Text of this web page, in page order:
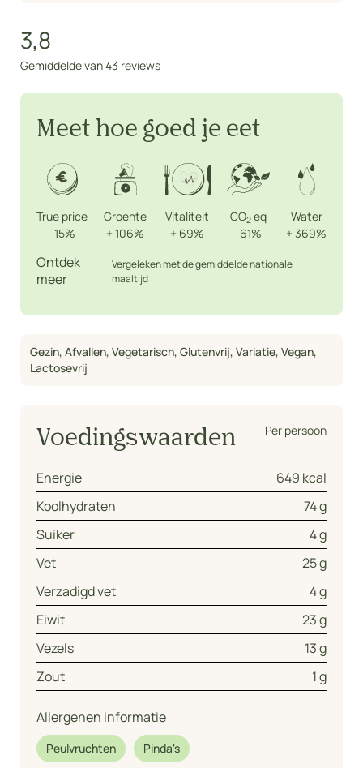
3,8
Gemiddelde van 43 reviews
Meet hoe goed je eet
True price
-15%
Groente
+ 106%
Vitaliteit
+ 69%
CO2eq
-61%
Water
+ 369%
Ontdek
meer
Vergeleken met de gemiddelde nationale
maaltijd
Gezin, Afvallen, Vegetarisch, Glutenvrij, Variatie, Vegan,
Lactosevrij
Voedingswaarden Per persoon
Energie
649 kcal
Koolhydraten
74 g
Suiker
4 g
Vet
25 g
Verzadigd vet
4 g
Eiwit
23 g
Vezels
13 g
Zout
1 g
Allergenen informatie
Peulvruchten Pinda's